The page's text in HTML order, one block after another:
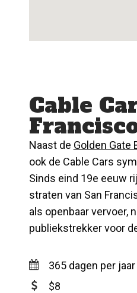
Cable
Naast de Golden Gate
ook de Cable Cars
Sinds eind 19e eeuw
straten van San
als openbaar vervoer,
publiekstrekker voor
365 dagen per
$8